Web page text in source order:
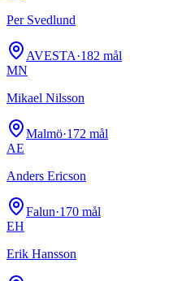
Per Svedlund
AVESTA·182 mål
MN
Mikael Nilsson
Malmö·172 mål
AE
Anders Ericson
Falun·170 mål
EH
Erik Hansson